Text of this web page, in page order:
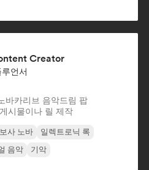
Creator
언서
바카리브 음악드림 팝
시물이나 릴 제작
보사 노바
일렉트로닉 록
음악 기악